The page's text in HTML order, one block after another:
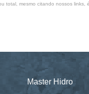
mesmo citando nossos
Master Hidro